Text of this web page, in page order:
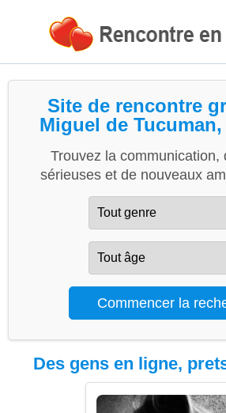
Site de rencontre
Miguel de
Trouvez la communication,
sérieuses et de nouveaux
Des gens en ligne,